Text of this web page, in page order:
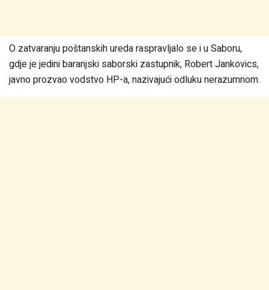
O zatvaranju poštanskih ureda raspravljalo se i u Saboru,
gdje je jedini baranjski saborski zastupnik, Robert Jankovics,
javno prozvao vodstvo HP-a, nazivajući odluku nerazumnom.